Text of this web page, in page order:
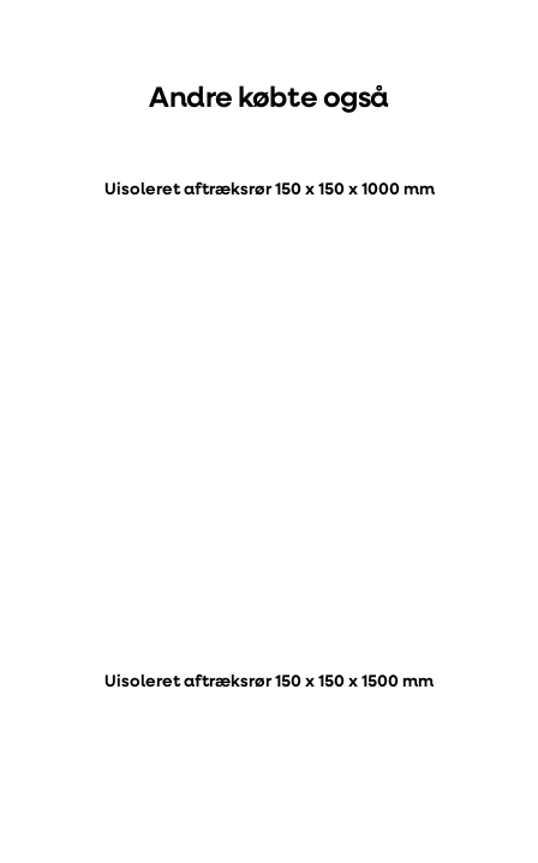
Andre købte også
Uisoleret aftræksrør 150 x 150 x 1000 mm
Uisoleret aftræksrør 150 x 150 x 1500 mm